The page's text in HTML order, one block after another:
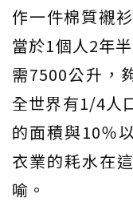
作一件棉質襯
當於1個人2年
需7500公升，
全世界有1/4人
的面積與10％
衣業的耗水在
喻。